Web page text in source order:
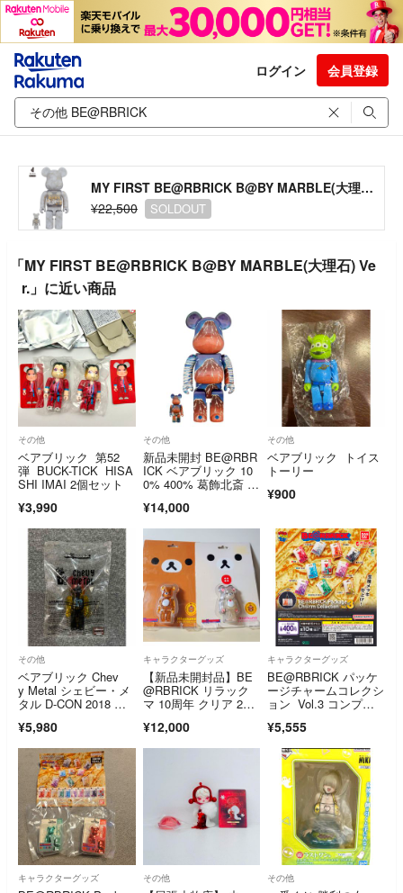
ログイン 会員登録
MY FIRST BE@RBRICK B@BY MARBLE(大理石) Ver.
¥22,500
SOLDOUT
「MY FIRST BE@RBRICK B@BY MARBLE(大理石) Ve
r.」に近い商品
その他
ベアブリック 第52
弾 BUCK-TICK HISA
SHI IMAI 2個セット
¥3,990
その他
新品未開封 BE@RBR
ICK ベアブリック 10
0% 400% 葛飾北斎 富
晴 すみだ北斎美術館
¥14,000
その他
ベアブリック トイス
トーリー
¥900
その他
ベアブリック Chev
y Metal シェビー・メ
タル D-CON 2018 ア
品 100%
¥5,980
キャラクターグッズ
【新品未開封品】BE
@RBRICK リラック
マ 10周年 クリア 2体
¥12,000
キャラクターグッズ
BE@RBRICK パッケ
ージチャームコレクシ
ョン Vol.3 コンプリ
¥5,555
キャラクターグッズ その他 その他